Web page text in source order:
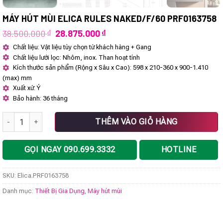
MÁY HÚT MÙI ELICA RULES NAKED/F/60 PRF0163758
38.500.000₫ Giá
gốc
là:
38.500.000 ₫.
28.875.000₫Giá
hiện
tại
là:
28.875.000 ₫.
Chất liệu: Vật liệu tùy chọn từ khách hàng + Gang
Chất liệu lưới lọc: Nhôm, inox. Than hoạt tính
Kích thước sản phẩm (Rộng x Sâu x Cao): 598 x 210-360 x 900-1.410
(max) mm
Xuất xứ: Ý
Bảo hành: 36 tháng
Máy hút mùi Elica RULES NAKED/F/60 PRF0163758 số lượng
THÊM VÀO GIỎ HÀNG
GỌI NGAY 090.699.3332 HOTLINE
SKU: Elica.PRF0163758
Danh mục: Thiết Bị Gia Dụng, Máy hút mùi